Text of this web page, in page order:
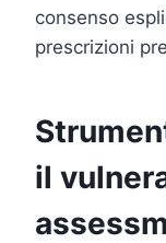
consenso
prescrizioni
il